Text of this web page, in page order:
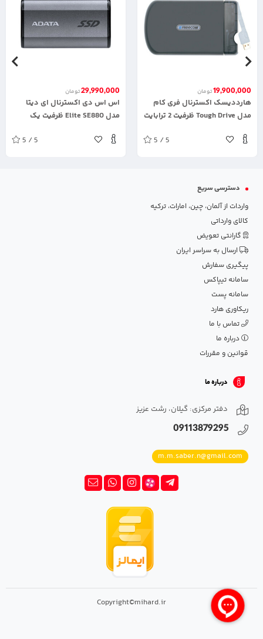
19,900,000تومان
هارددیسک اکسترنال فری کام
مدل Tough Drive ظرفیت 2 ترابایت
5 / 5
29,990,000تومان
اس اس دی اکسترنال ای دیتا
مدل Elite SE880 ظرفیت یک
5 / 5
دسترسی سریع
واردات از آلمان، چین، امارات، ترکیه
کالای وارداتی
گارانتی تعویض
ارسال به سراسر ایران
پیگیری سفارش
سامانه تیپاکس
سامانه پست
ریکاوری هارد
تماس با ما
درباره ما
قوانین و مقررات
درباره ما
دفتر مرکزی: گیلان، رشت عزیز
09113879295
m.m.saber.n@gmail.com
Copyright©mihard.ir